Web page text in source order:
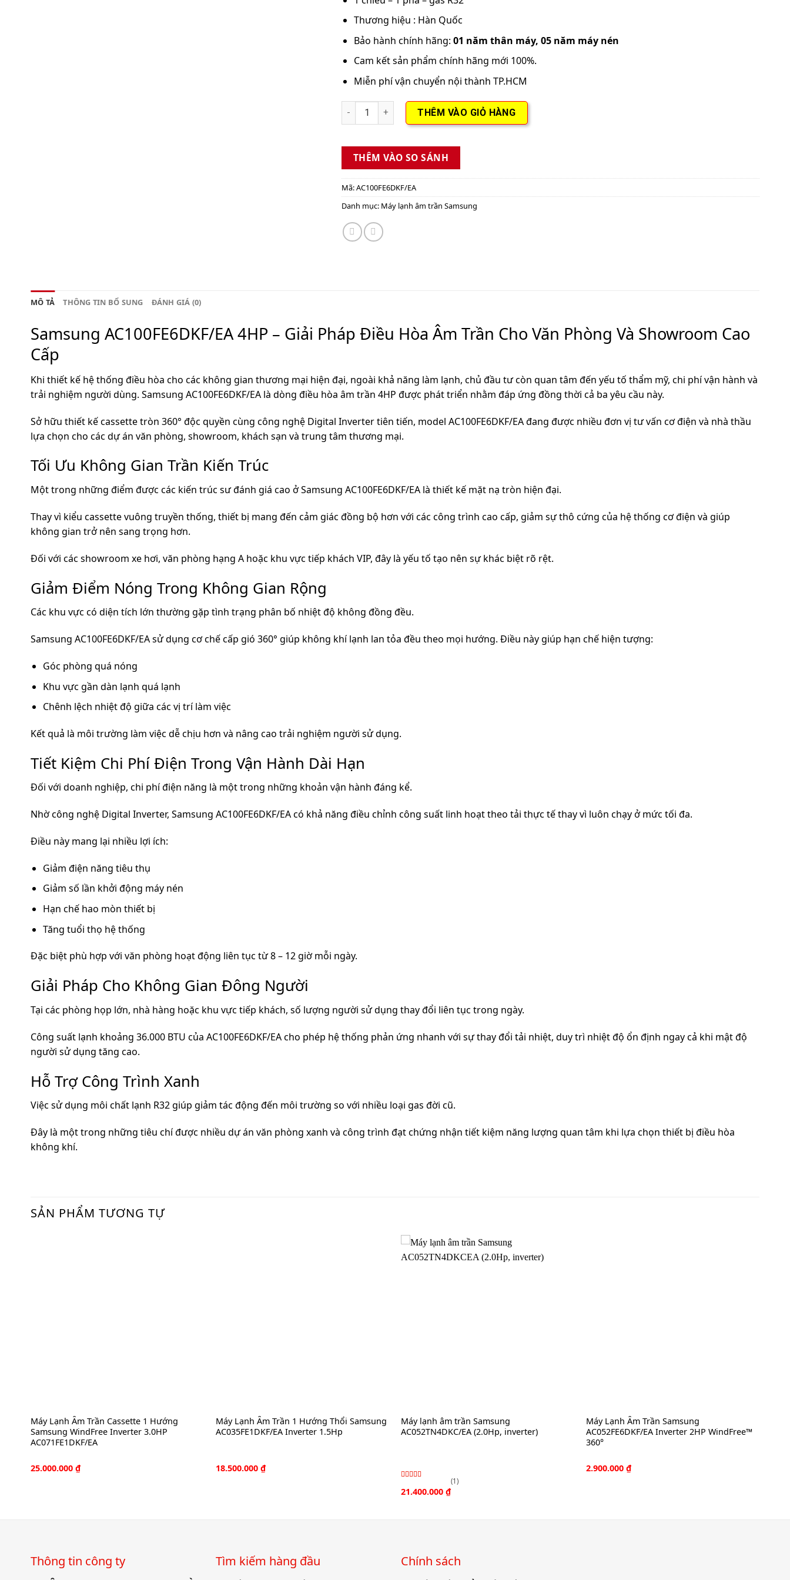
Thương hiệu : Hàn Quốc
Bảo hành chính hãng: 01 năm thân máy, 05 năm máy nén
Cam kết sản phẩm chính hãng mới 100%.
Miễn phí vận chuyển nội thành TP.HCM
Máy Lạnh Âm Trần Samsung AC100FE6DKF/EA Inverter 4HP WindFree™ 360° số lượng
THÊM VÀO GIỎ HÀNG
THÊM VÀO SO SÁNH
Mã:AC100FE6DKF/EA
Danh mục: Máy lạnh âm trần Samsung
MÔ TẢ THÔNG TIN BỔ SUNG ĐÁNH GIÁ (0)
Samsung AC100FE6DKF/EA 4HP – Giải Pháp Điều Hòa Âm Trần Cho Văn Phòng Và Showroom Cao
Cấp
Khi thiết kế hệ thống điều hòa cho các không gian thương mại hiện đại, ngoài khả năng làm lạnh, chủ đầu tư còn quan tâm đến yếu tố thẩm mỹ, chi phí vận hành và
trải nghiệm người dùng. Samsung AC100FE6DKF/EA là dòng điều hòa âm trần 4HP được phát triển nhằm đáp ứng đồng thời cả ba yêu cầu này.
Sở hữu thiết kế cassette tròn 360° độc quyền cùng công nghệ Digital Inverter tiên tiến, model AC100FE6DKF/EA đang được nhiều đơn vị tư vấn cơ điện và nhà thầu
lựa chọn cho các dự án văn phòng, showroom, khách sạn và trung tâm thương mại.
Tối Ưu Không Gian Trần Kiến Trúc
Một trong những điểm được các kiến trúc sư đánh giá cao ở Samsung AC100FE6DKF/EA là thiết kế mặt nạ tròn hiện đại.
Thay vì kiểu cassette vuông truyền thống, thiết bị mang đến cảm giác đồng bộ hơn với các công trình cao cấp, giảm sự thô cứng của hệ thống cơ điện và giúp
không gian trở nên sang trọng hơn.
Đối với các showroom xe hơi, văn phòng hạng A hoặc khu vực tiếp khách VIP, đây là yếu tố tạo nên sự khác biệt rõ rệt.
Giảm Điểm Nóng Trong Không Gian Rộng
Các khu vực có diện tích lớn thường gặp tình trạng phân bố nhiệt độ không đồng đều.
Samsung AC100FE6DKF/EA sử dụng cơ chế cấp gió 360° giúp không khí lạnh lan tỏa đều theo mọi hướng. Điều này giúp hạn chế hiện tượng:
Góc phòng quá nóng
Khu vực gần dàn lạnh quá lạnh
Chênh lệch nhiệt độ giữa các vị trí làm việc
Kết quả là môi trường làm việc dễ chịu hơn và nâng cao trải nghiệm người sử dụng.
Tiết Kiệm Chi Phí Điện Trong Vận Hành Dài Hạn
Đối với doanh nghiệp, chi phí điện năng là một trong những khoản vận hành đáng kể.
Nhờ công nghệ Digital Inverter, Samsung AC100FE6DKF/EA có khả năng điều chỉnh công suất linh hoạt theo tải thực tế thay vì luôn chạy ở mức tối đa.
Điều này mang lại nhiều lợi ích:
Giảm điện năng tiêu thụ
Giảm số lần khởi động máy nén
Hạn chế hao mòn thiết bị
Tăng tuổi thọ hệ thống
Đặc biệt phù hợp với văn phòng hoạt động liên tục từ 8 – 12 giờ mỗi ngày.
Giải Pháp Cho Không Gian Đông Người
Tại các phòng họp lớn, nhà hàng hoặc khu vực tiếp khách, số lượng người sử dụng thay đổi liên tục trong ngày.
Công suất lạnh khoảng 36.000 BTU của AC100FE6DKF/EA cho phép hệ thống phản ứng nhanh với sự thay đổi tải nhiệt, duy trì nhiệt độ ổn định ngay cả khi mật độ
người sử dụng tăng cao.
Hỗ Trợ Công Trình Xanh
Việc sử dụng môi chất lạnh R32 giúp giảm tác động đến môi trường so với nhiều loại gas đời cũ.
Đây là một trong những tiêu chí được nhiều dự án văn phòng xanh và công trình đạt chứng nhận tiết kiệm năng lượng quan tâm khi lựa chọn thiết bị điều hòa
không khí.
SẢN PHẨM TƯƠNG TỰ
Máy Lạnh Âm Trần Cassette 1 Hướng
Samsung WindFree Inverter 3.0HP
AC071FE1DKF/EA
25.000.000 ₫
Máy Lạnh Âm Trần 1 Hướng Thổi Samsung
AC035FE1DKF/EA Inverter 1.5Hp
18.500.000 ₫
Máy lạnh âm trần Samsung
AC052TN4DKC/EA (2.0Hp, inverter)
Được xếp
hạng
(1)
21.400.000 ₫
Máy Lạnh Âm Trần Samsung
AC052FE6DKF/EA Inverter 2HP WindFree™
360°
2.900.000 ₫
Thông tin công ty Tìm kiếm hàng đầu Chính sách